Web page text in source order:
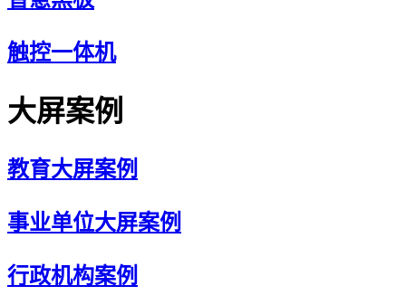
触控一体机
大屏案例
教育大屏案例
事业单位大屏案例
行政机构案例